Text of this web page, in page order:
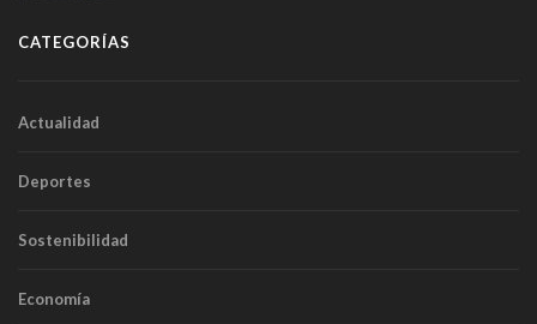
CATEGORÍAS
Actualidad
Deportes
Sostenibilidad
Economía